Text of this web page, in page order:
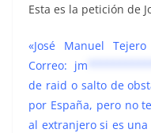
Esta es la petición de
«José Manuel
Correo: jm
de raid o salto de
por España, pero no
al extranjero si es